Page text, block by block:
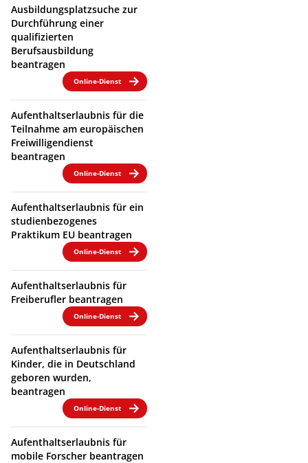
Ausbildungsplatzsuche zur
Durchführung einer
qualifizierten
Berufsausbildung
beantragen
Online-Dienst
Aufenthaltserlaubnis für die
Teilnahme am europäischen
Freiwilligendienst
beantragen
Online-Dienst
Aufenthaltserlaubnis für ein
studienbezogenes
Praktikum EU beantragen
Online-Dienst
Aufenthaltserlaubnis für
Freiberufler beantragen
Online-Dienst
Aufenthaltserlaubnis für
Kinder, die in Deutschland
geboren wurden,
beantragen
Online-Dienst
Aufenthaltserlaubnis für
mobile Forscher beantragen